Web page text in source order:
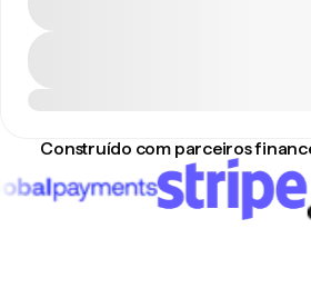
Construído com parceiros